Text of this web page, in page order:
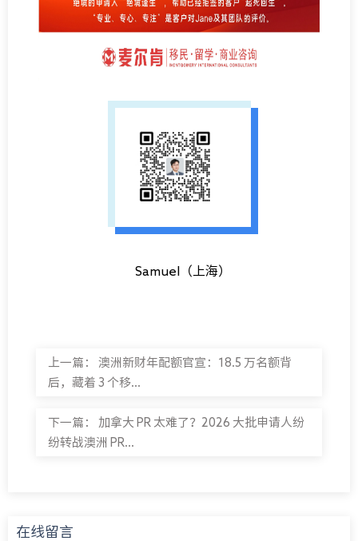
Samuel（上海）
上一篇： 澳洲新财年配额官宣：18.5 万名额背
后，藏着 3 个移...
下一篇： 加拿大 PR 太难了？2026 大批申请人纷
纷转战澳洲 PR...
在线留言